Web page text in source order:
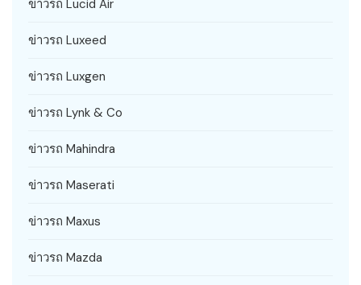
ข่าวรถ Lucid Air
ข่าวรถ Luxeed
ข่าวรถ Luxgen
ข่าวรถ Lynk & Co
ข่าวรถ Mahindra
ข่าวรถ Maserati
ข่าวรถ Maxus
ข่าวรถ Mazda